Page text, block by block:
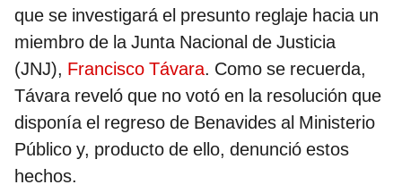
que se investigará el presunto reglaje hacia un
miembro de la Junta Nacional de Justicia
(JNJ), Francisco Távara. Como se recuerda,
Távara reveló que no votó en la resolución que
disponía el regreso de Benavides al Ministerio
Público y, producto de ello, denunció estos
hechos.